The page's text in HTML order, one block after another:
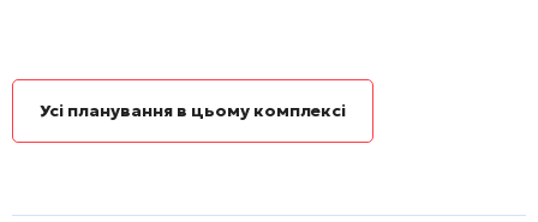
Усі планування в цьому комплексі